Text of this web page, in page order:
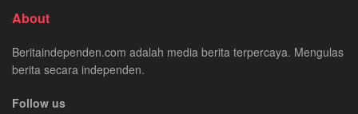
About
Beritaindependen.com adalah media berita terpercaya. Mengulas
berita secara independen.
Follow us